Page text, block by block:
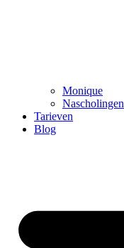
Monique
Nascholingen
Tarieven
Blog